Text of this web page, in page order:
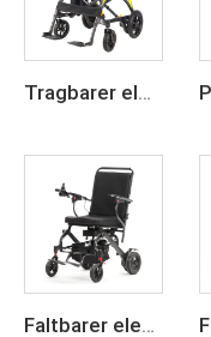
Tragbarer elektrischer Rollstuhl mit Carbon-Faser-Rahmen, 24-V-Lithium-Akku, leichtgewichtig und klappbar
Faltbarer elektrischer Carbon-Faser-Rollstuhl, leicht